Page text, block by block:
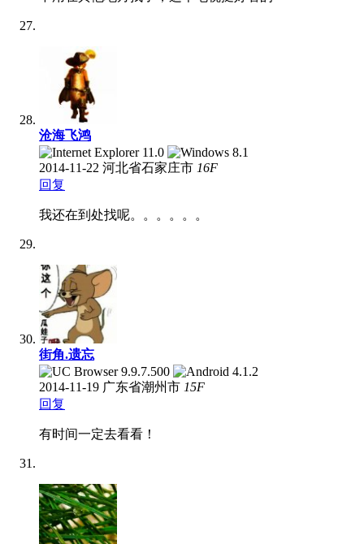
沧海飞鸿
2014-11-22 河北省石家庄市 16F
回复
我还在到处找呢。。。。。。
街角.遗忘
2014-11-19 广东省潮州市 15F
回复
有时间一定去看看！